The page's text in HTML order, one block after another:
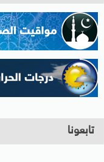
تابعونا